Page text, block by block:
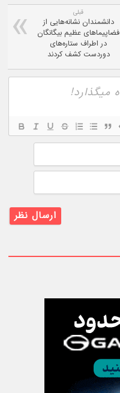
قبلی
دانشمندان نشانه‌هایی از
فضاپیماهای عظیم بیگانگان
در اطراف ستاره‌های
دوردست کشف کردند
نام
ایمیل